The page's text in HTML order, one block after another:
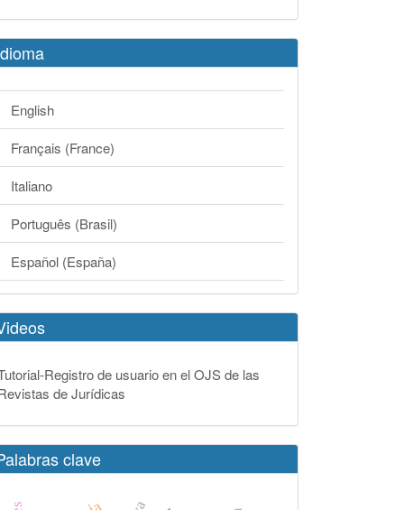
English
Français (France)
Italiano
Português (Brasil)
Español (España)
Registro de usuario en el OJS de las
de Jurídicas
clave